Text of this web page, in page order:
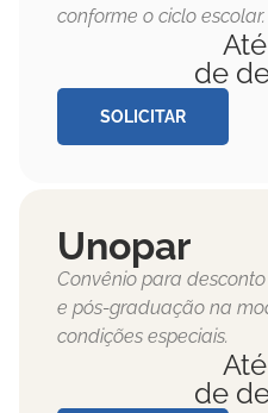
conforme o ciclo escolar.
Até
de
SOLICITAR
Unopar
Convênio para
e pós-graduação na
condições especiais.
Até
de